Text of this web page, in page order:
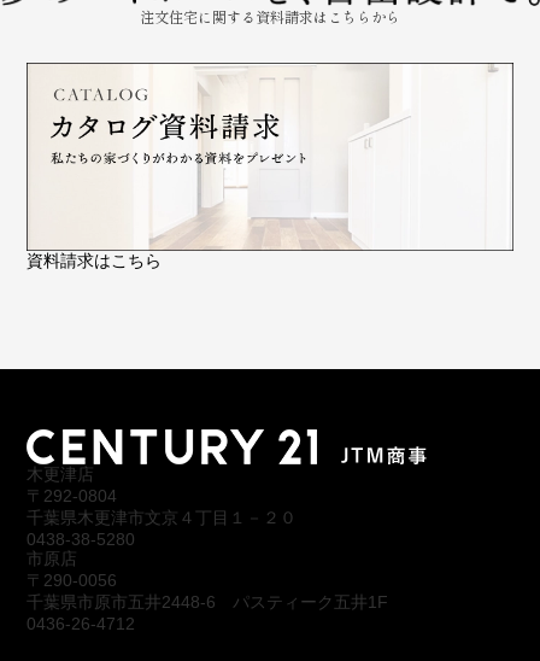
注文住宅に関する資料請求はこちらから
資料請求はこちら
木更津店
〒292-0804
千葉県木更津市文京４丁目１－２０
0438-38-5280
市原店
〒290-0056
千葉県市原市五井2448-6 パスティーク五井1F
0436-26-4712